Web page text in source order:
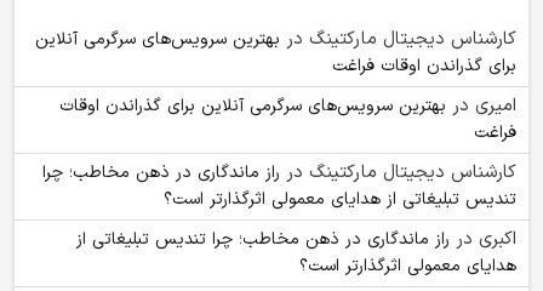
کارشناس دیجیتال مارکتینگ در بهترین سرویس‌های سرگرمی آنلاین
برای گذراندن اوقات فراغت
امیری در بهترین سرویس‌های سرگرمی آنلاین برای گذراندن اوقات
فراغت
کارشناس دیجیتال مارکتینگ در راز ماندگاری در ذهن مخاطب؛ چرا
تندیس تبلیغاتی از هدایای معمولی اثرگذارتر است؟
اکبری در راز ماندگاری در ذهن مخاطب؛ چرا تندیس تبلیغاتی از
هدایای معمولی اثرگذارتر است؟